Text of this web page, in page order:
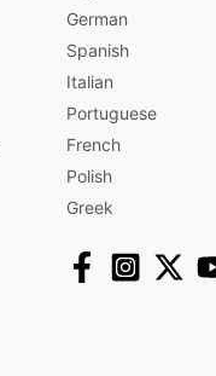
German
Spanish
Italian
Portuguese
French
Polish
Greek